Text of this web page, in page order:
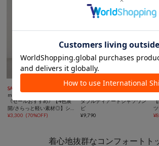
SALE 
mystic
《セールおすすめ》【4色展
開/さらっと軽い素材◎】シャ
ーリングワンピース
¥3,300 (70%OFF)

ダブルティアードシャツワン
ピ
¥9,790
¥
着心地抜群なコンフォートト